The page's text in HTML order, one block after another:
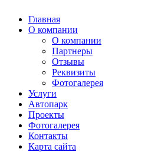
Главная
О компании
О компании
Партнеры
Отзывы
Реквизиты
Фотогалерея
Услуги
Автопарк
Проекты
Фотогалерея
Контакты
Карта сайта